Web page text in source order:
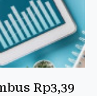
Rp3,39